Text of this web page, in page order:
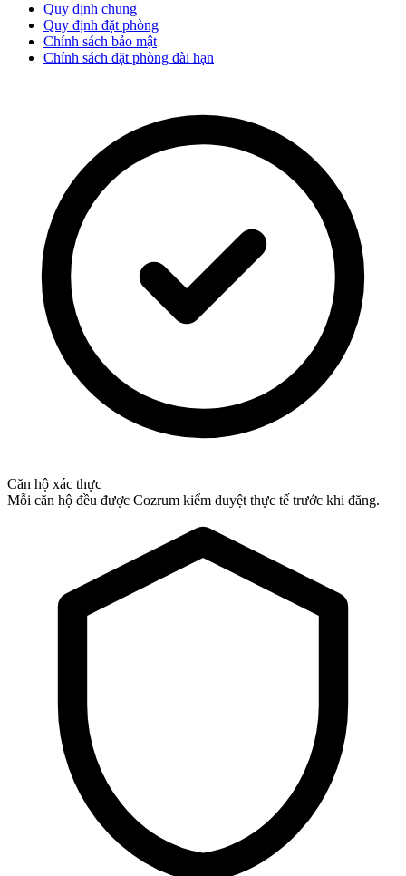
Quy định chung
Quy định đặt phòng
Chính sách bảo mật
Chính sách đặt phòng dài hạn
Căn hộ xác thực
Mỗi căn hộ đều được Cozrum kiểm duyệt thực tế trước khi đăng.